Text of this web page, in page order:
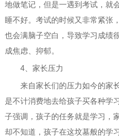
地做笔记，但是一遇到考试，就
睡不好。考试的时候又非常紧张
也会满脑子空白，导致学习成绩
成焦虑、抑郁。
4、家长压力
来自家长们的压力如今的家
是不计消费地去给孩子买各种学
子强调，孩子的任务就是学习，
却不知道，孩子在这坟墓般的学